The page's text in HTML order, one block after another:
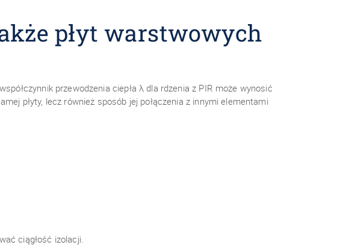
płyt warstwowych
przewodzenia ciepła λ dla rdzenia z PIR może wynosić
płyty, lecz również sposób jej połączenia z innymi elementami
ciągłość izolacji.